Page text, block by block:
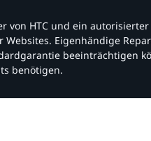
von HTC und ein
Websites. Eigenhändige
beeinträchtigen
benötigen.​